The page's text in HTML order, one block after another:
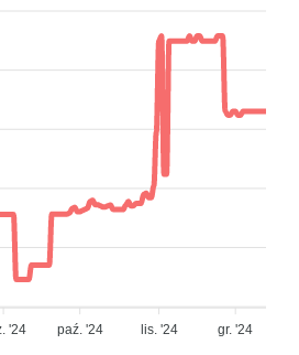
'24 paź. '24 lis. '24 gr. '24